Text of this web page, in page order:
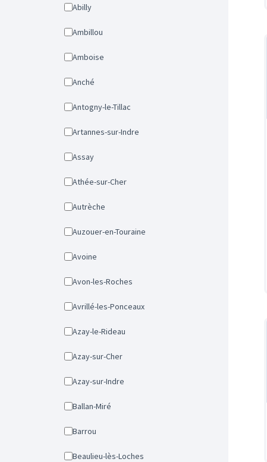
Abilly
Ambillou
Amboise
Anché
Antogny-le-Tillac
Artannes-sur-Indre
Assay
Athée-sur-Cher
Autrèche
Auzouer-en-Touraine
Avoine
Avon-les-Roches
Avrillé-les-Ponceaux
Azay-le-Rideau
Azay-sur-Cher
Azay-sur-Indre
Ballan-Miré
Barrou
Beaulieu-lès-Loches